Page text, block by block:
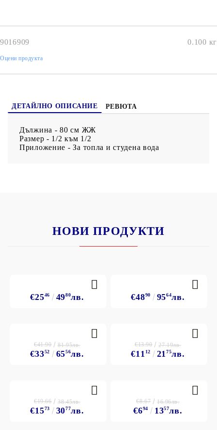
9016909 0.100 кг
Оцени продукта
ДЕТАЙЛНО ОПИСАНИЕ РЕВЮТА
Дължина - 80 см ЖЖ
Размер - 1/2 към 1/2
Приложение - За топла и студена вода
НОВИ ПРОДУКТИ
€2546 4980лв. €4890 9564лв.
€3352 6556лв.
€41.90 81.95лв.
€11 12 2175лв.
€13.90 27.19лв.
€1573 3077лв.
€19.66 38.45лв.
€694 1357лв.
€8.67 16.96лв.